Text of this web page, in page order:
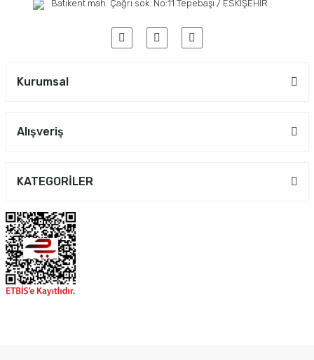
Batıkent mah. Çağrı sok. No:11 Tepebaşı / ESKİŞEHİR
Kurumsal
Alışveriş
KATEGORİLER